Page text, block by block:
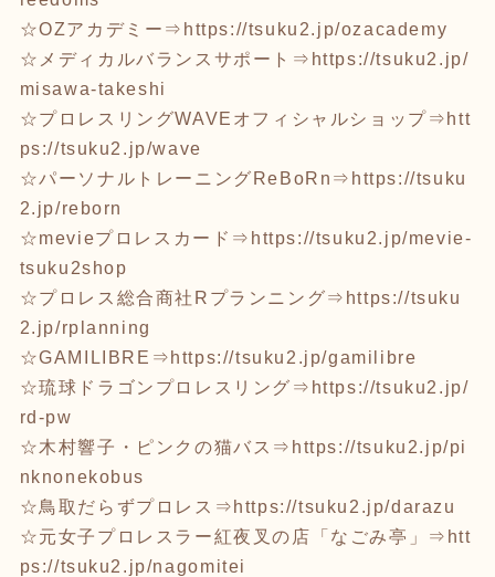
☆OZアカデミー⇒ https://tsuku2.jp/ozacademy
☆メディカルバランスサポート⇒ https://tsuku2.jp/
misawa-takeshi
☆プロレスリングWAVEオフィシャルショップ⇒ htt
ps://tsuku2.jp/wave
☆パーソナルトレーニングReBoRn⇒ https://tsuku
2.jp/reborn
☆mevieプロレスカード⇒ https://tsuku2.jp/mevie-
tsuku2shop
☆プロレス総合商社Rプランニング⇒ https://tsuku
2.jp/rplanning
☆GAMILIBRE⇒ https://tsuku2.jp/gamilibre
☆琉球ドラゴンプロレスリング⇒ https://tsuku2.jp/
rd-pw
☆木村響子・ピンクの猫バス⇒ https://tsuku2.jp/pi
nknonekobus
☆鳥取だらずプロレス⇒ https://tsuku2.jp/darazu
☆元女子プロレスラー紅夜叉の店「なごみ亭」⇒ htt
ps://tsuku2.jp/nagomitei